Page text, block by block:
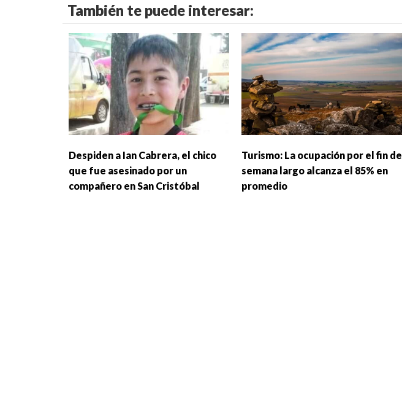
También te puede interesar:
Despiden a Ian Cabrera, el chico
que fue asesinado por un
compañero en San Cristóbal
Turismo: La ocupación por el fin de
semana largo alcanza el 85% en
promedio